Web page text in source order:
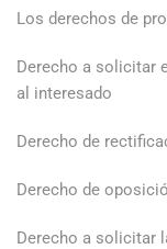
Los derechos de
Derecho a solicitar
al interesado
Derecho de
Derecho de
Derecho a solicitar